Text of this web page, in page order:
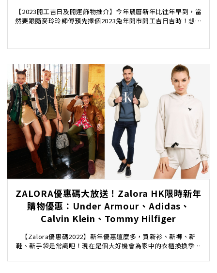
【2023開工吉日及開運飾物推介】今年農曆新年比往年早到，當
然要跟隨麥玲玲師傅預先擇個2023兔年開市開工吉日吉時！想要
ZALORA優惠碼大放送！Zalora HK限時新年
購物優惠：Under Armour、Adidas、
Calvin Klein、Tommy Hilfiger
【Zalora優惠碼2022】新年優惠這麼多，買新衫、新褲、新
鞋、新手袋是常識吧！現在是個大好機會為家中的衣櫃換換季，